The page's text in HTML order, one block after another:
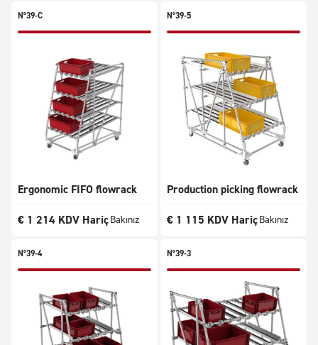
N°39-C
Ergonomic FIFO flowrack
€ 1 214 KDV HariçBakınız
N°39-5
Production picking flowrack
€ 1 115 KDV HariçBakınız
N°39-4 N°39-3